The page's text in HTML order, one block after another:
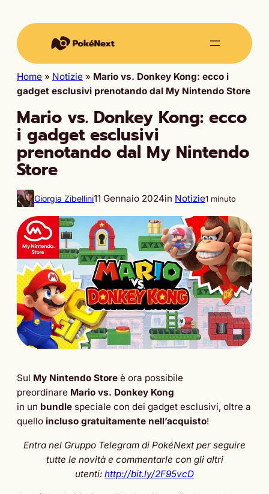
Home » Notizie » Mario vs. Donkey Kong: ecco i
gadget esclusivi prenotando dal My Nintendo Store
Mario vs. Donkey Kong: ecco
i gadget esclusivi
prenotando dal My Nintendo
Store
Giorgia Zibellini11 Gennaio 2024in Notizie1 minuto
Sul My Nintendo Store è ora possibile
preordinare Mario vs. Donkey Kong
in un bundle speciale con dei gadget esclusivi, oltre a
quello incluso gratuitamente nell’acquisto!
Entra nel Gruppo Telegram di PokéNext per seguire
tutte le novità e commentarle con gli altri
utenti: http://bit.ly/2F95vcD